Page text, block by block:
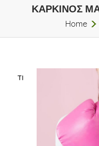
ΚΑΡΚΙΝΟΣ
Home
TI